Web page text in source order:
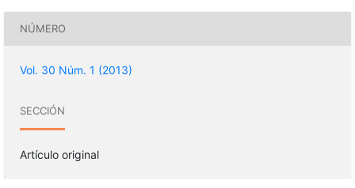
NÚMERO
Vol. 30 Núm. 1 (2013)
SECCIÓN
Artículo original